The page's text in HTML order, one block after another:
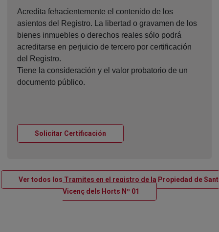
Acredita fehacientemente el contenido de los
asientos del Registro. La libertad o gravamen de los
bienes inmuebles o derechos reales sólo podrá
acreditarse en perjuicio de tercero por certificación
del Registro.
Tiene la consideración y el valor probatorio de un
documento público.
Solicitar Certificación
Ver todos los Tramites en el registro de la Propiedad de Sant
Vicenç dels Horts Nº 01 Ventana nueva